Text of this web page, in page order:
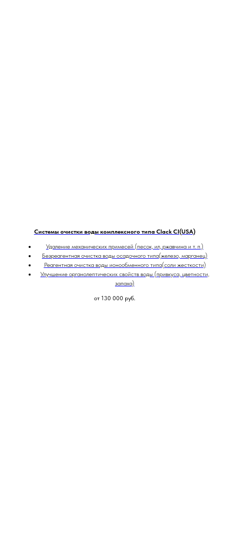
Системы очистки воды комплексного типа Clack CI(USA)
Удаление механических примесей (песок, ил, ржавчина и т. п.)
Безреагентная очистка воды осадочного типа(железо, марганец)
Реагентная очистка воды ионообменного типа(соли жесткости)
Улучшение органолептических свойств воды (привкуса, цветности,
запаха)
от 130 000 руб.